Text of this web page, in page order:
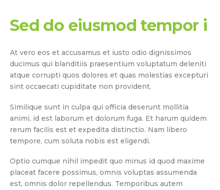
Sed do eiusmod tempor i
At vero eos et accusamus et iusto odio dignissimos
ducimus qui blanditiis praesentium voluptatum deleniti
atque corrupti quos dolores et quas molestias excepturi
sint occaecati cupiditate non provident.
Similique sunt in culpa qui officia deserunt mollitia
animi, id est laborum et dolorum fuga. Et harum quidem
rerum facilis est et expedita distinctio. Nam libero
tempore, cum soluta nobis est eligendi.
Optio cumque nihil impedit quo minus id quod maxime
placeat facere possimus, omnis voluptas assumenda
est, omnis dolor repellendus. Temporibus autem